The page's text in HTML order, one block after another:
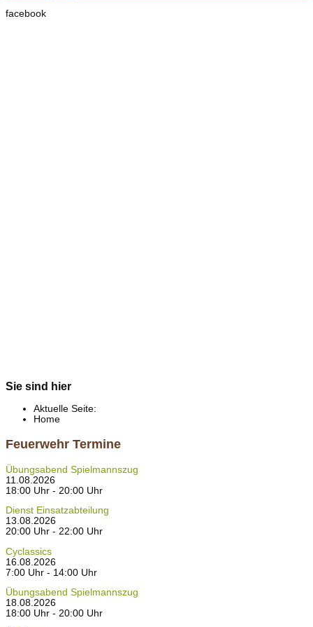
facebook
Sie sind hier
Aktuelle Seite:
Home
Feuerwehr Termine
Übungsabend Spielmannszug
11.08.2026
18:00 Uhr - 20:00 Uhr
Dienst Einsatzabteilung
13.08.2026
20:00 Uhr - 22:00 Uhr
Cyclassics
16.08.2026
7:00 Uhr - 14:00 Uhr
Übungsabend Spielmannszug
18.08.2026
18:00 Uhr - 20:00 Uhr